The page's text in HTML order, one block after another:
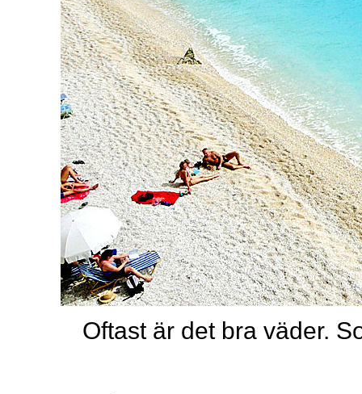
Oftast är det bra väder.